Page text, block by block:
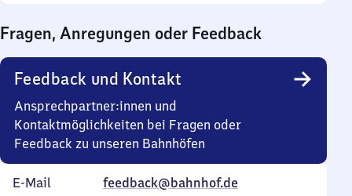
0
Uhr
Fragen, Anregungen oder Feedback
Feedback und Kontakt
Ansprechpartner:innen und
Kontaktmöglichkeiten bei Fragen oder
Feedback zu unseren Bahnhöfen
E-Mail
feedback@bahnhof.de